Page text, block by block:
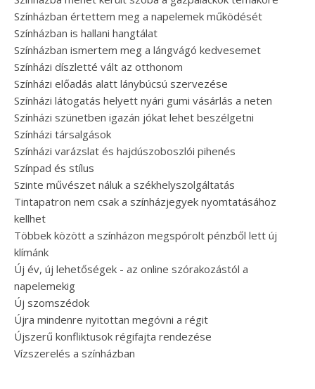
Színházban értettem meg a napelemek működését
Színházban is hallani hangtálat
Színházban ismertem meg a lángvágó kedvesemet
Színházi díszletté vált az otthonom
Színházi előadás alatt lánybúcsú szervezése
Színházi látogatás helyett nyári gumi vásárlás a neten
Színházi szünetben igazán jókat lehet beszélgetni
Színházi társalgások
Színházi varázslat és hajdúszoboszlói pihenés
Színpad és stílus
Szinte művészet náluk a székhelyszolgáltatás
Tintapatron nem csak a színházjegyek nyomtatásához
kellhet
Többek között a színházon megspórolt pénzből lett új
klímánk
Új év, új lehetőségek - az online szórakozástól a
napelemekig
Új szomszédok
Újra mindenre nyitottan megóvni a régit
Újszerű konfliktusok régifajta rendezése
Vízszerelés a színházban